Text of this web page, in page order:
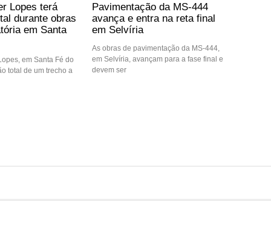
Lopes terá
durante obras
em Santa
em Santa Fé do
total de um trecho a
Pavimentação da MS-444
avança e entra na reta final
em Selvíria
As obras de pavimentação da MS-444,
em Selvíria, avançam para a fase final e
devem ser